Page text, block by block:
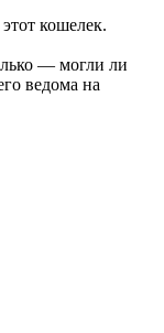
кошелек.
— могли ли
ведома на